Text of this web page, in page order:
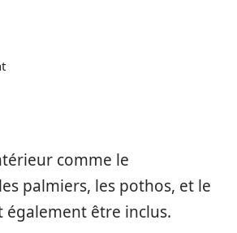
comme le
palmiers, les pothos, et le
être inclus.